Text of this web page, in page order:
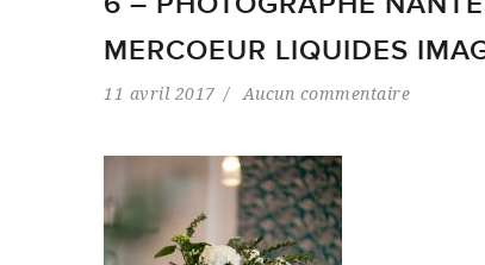
MERCOEUR LIQUIDES
11 avril 2017 Aucun commentaire